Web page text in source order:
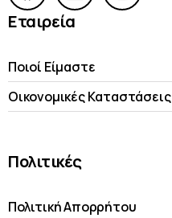
Εταιρεία
Ποιοί Είμαστε
Οικονομικές Kαταστάσεις
Πολιτικές
Πολιτική Απορρήτου